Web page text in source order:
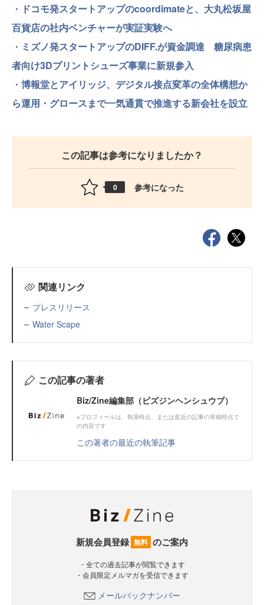
・ ドコモ発スタートアップのcoordimateと、大丸松坂屋
百貨店の社内ベンチャーが実証実験へ
・ ミズノ発スタートアップのDIFF.が資金調達 糖尿病患
者向け3Dプリントシューズ事業に新規参入
・ 博報堂とアイリッジ、デジタル接点変革の全体構想か
ら運用・グロースまで一気通貫で推進する新会社を設立
この記事は参考になりましたか？
0 参考になった
関連リンク
プレスリリース
Water Scape
この記事の著者
Biz/Zine編集部（ビズジンヘンシュウブ）
※プロフィールは、執筆時点、または直近の記事の寄稿時点で
の内容です
この著者の最近の執筆記事
新規会員登録 無料 のご案内
・全ての過去記事が閲覧できます
・会員限定メルマガを受信できます
メールバックナンバー